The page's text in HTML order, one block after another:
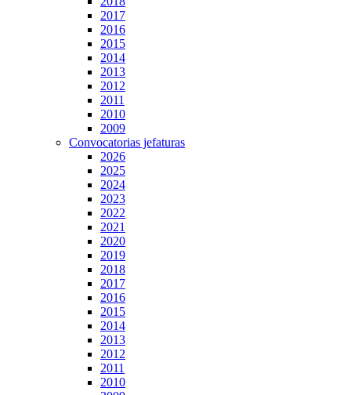
2017
2016
2015
2014
2013
2012
2011
2010
2009
Convocatorias jefaturas
2026
2025
2024
2023
2022
2021
2020
2019
2018
2017
2016
2015
2014
2013
2012
2011
2010